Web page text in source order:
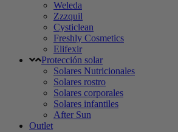
Weleda
Zzzquil
Cysticlean
Freshly Cosmetics
Elifexir
Protección solar
Solares Nutricionales
Solares rostro
Solares corporales
Solares infantiles
After Sun
Outlet